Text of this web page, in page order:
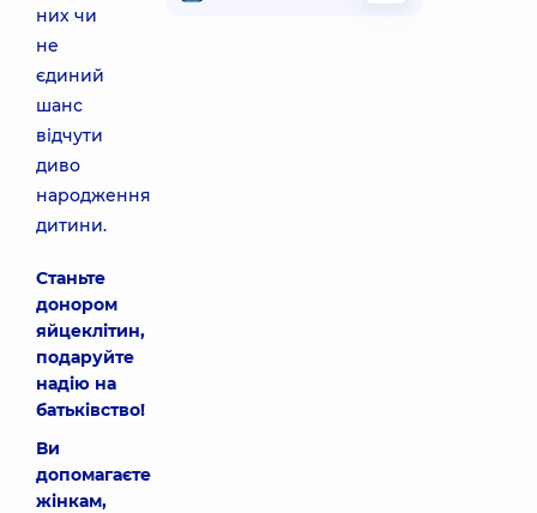
них чи
не
єдиний
шанс
відчути
диво
народження
дитини.
Станьте
донором
яйцеклітин,
подаруйте
надію на
батьківство!
Ви
допомагаєте
жінкам,